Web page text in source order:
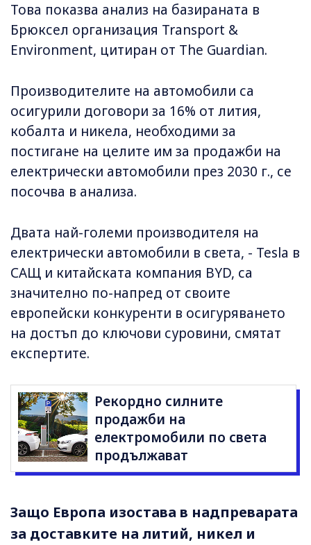
Това показва анализ на базираната в
Брюксел организация Transport &
Environment, цитиран от The Guardian.
Производителите на автомобили са
осигурили договори за 16% от лития,
кобалта и никела, необходими за
постигане на целите им за продажби на
електрически автомобили през 2030 г., се
посочва в анализа.
Двата най-големи производителя на
електрически автомобили в света, - Tesla в
САЩ и китайската компания BYD, са
значително по-напред от своите
европейски конкуренти в осигуряването
на достъп до ключови суровини, смятат
експертите.
Рекордно силните
продажби на
електромобили по света
продължават
Защо Европа изостава в надпреварата
за доставките на литий, никел и